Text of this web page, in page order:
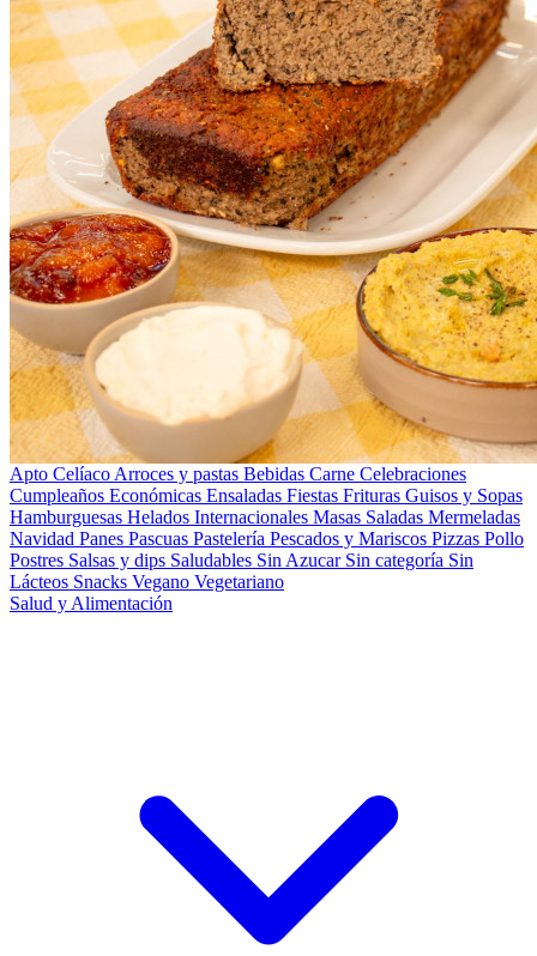
Apto Celíaco Arroces y pastas Bebidas Carne Celebraciones
Cumpleaños Económicas Ensaladas Fiestas Frituras Guisos y Sopas
Hamburguesas Helados Internacionales Masas Saladas Mermeladas
Navidad Panes Pascuas Pastelería Pescados y Mariscos Pizzas Pollo
Postres Salsas y dips Saludables Sin Azucar Sin categoría Sin
Lácteos Snacks Vegano Vegetariano
Salud y Alimentación